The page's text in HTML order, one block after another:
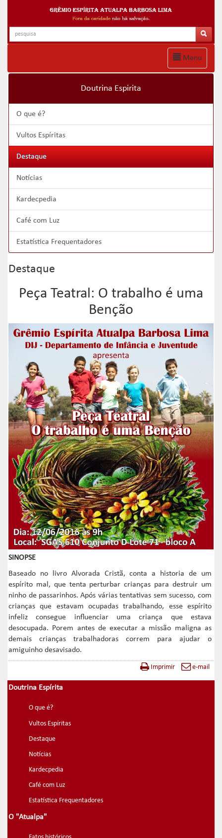
Menu
Doutrina Espirita
O que é?
Vultos Espíritas
Destaque
Notícias
Kardecpedia
Café com Luz
Estatística Frequentadores
Destaque
Peça Teatral: O trabalho é uma
Benção
SINOPSE
Baseado no livro Alvorada Cristã, conta a historia de um
espírito mal, que tenta perturbar crianças para destruir um
ninho de passarinhos. Após várias tentativas sem sucesso, com
crianças que estavam ocupadas trabalhando, esse espírito
infeliz consegue influenciar uma criança que estava
desocupada. Porem antes de executar a missão maligna as
demais crianças trabalhadoras correm para ajudar o
amiguinho desavisado.
Imprimir e-mail
Doutrina Espírita
O que é?
Vultos Espíritas
Destaque
Notícias
Kardecpedia
Café com Luz
Estatística Frequentadores
O "Atualpa"